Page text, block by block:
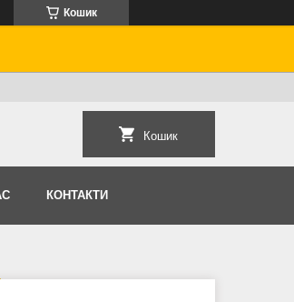
Кошик
Кошик
КОНТАКТИ